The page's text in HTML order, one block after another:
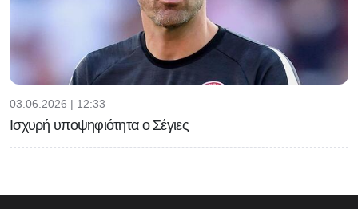
03.06.2026 | 12:33
Ισχυρή υποψηφιότητα ο Σέγιες